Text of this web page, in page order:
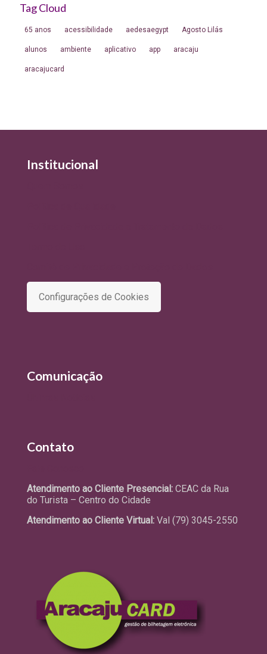
Tag Cloud
65 anos acessibilidade aedesaegypt Agosto Lilás
alunos ambiente aplicativo app aracaju
aracajucard
Institucional
Configurações de Cookies
Comunicação
Contato
Atendimento ao Cliente Presencial: CEAC da Rua
do Turista – Centro do Cidade
Atendimento ao Cliente Virtual: Val (79) 3045-2550